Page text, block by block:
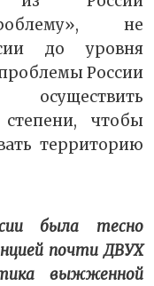
не
до уровня
России
чтобы
территорию
была тесно
почти ДВУХ
выжженной